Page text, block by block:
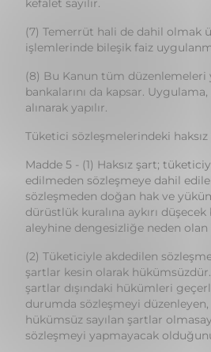
(8) Bu Kanun tüm düzenlemeleri
bankalarını da kapsar. Uygulama,
alınarak yapılır.
Tüketici sözleşmelerindeki haksız
Madde 5 - (1) Haksız şart;
edilmeden sözleşmeye dahil
sözleşmeden doğan hak ve
dürüstlük kuralına aykırı
aleyhine dengesizliğe neden olan
(2) Tüketiciyle akdedilen
şartlar kesin olarak hükümsüzdür.
şartlar dışındaki hükümleri
durumda sözleşmeyi
hükümsüz sayılan şartlar
sözleşmeyi yapmayacak
(3) Bir sözleşme şartı önceden
sözleşmede yer alması
edememişse, o sözleşme
edilmediği kabul edilir.